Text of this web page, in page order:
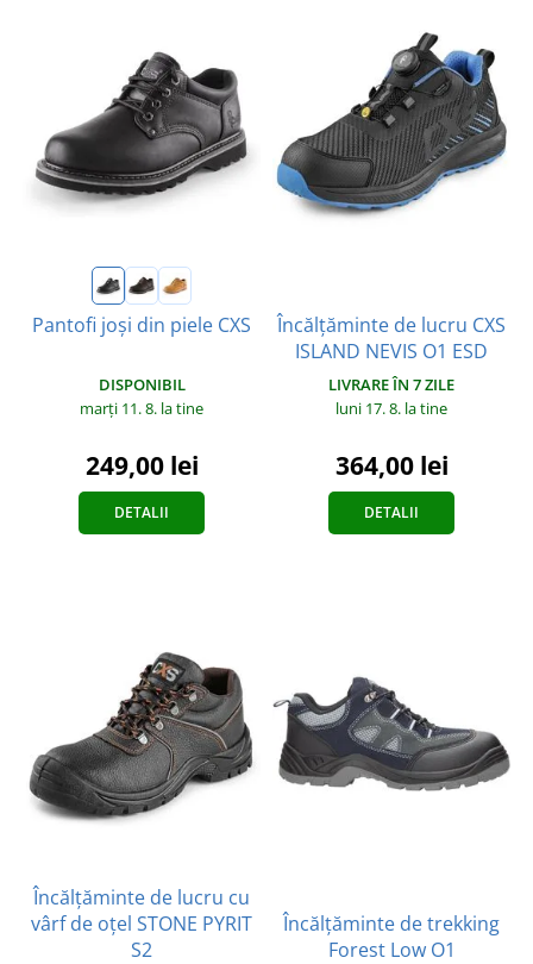
Pantofi joși din piele CXS
DISPONIBIL
marți 11. 8. la tine
249,00 lei
DETALII
Încălțăminte de lucru CXS
ISLAND NEVIS O1 ESD
LIVRARE ÎN 7 ZILE
luni 17. 8. la tine
364,00 lei
DETALII
Încălțăminte de lucru cu
vârf de oțel STONE PYRIT
S2
Încălțăminte de trekking
Forest Low O1